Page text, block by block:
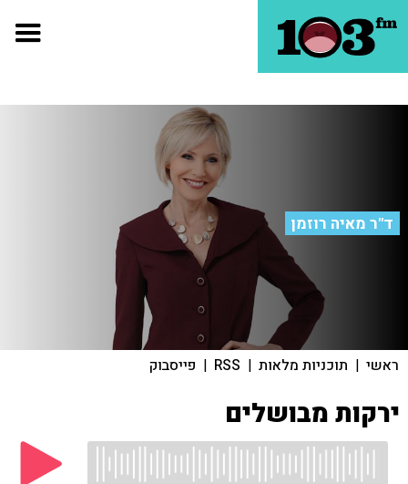
ד"ר מאיה רוזמן
ראשי | תוכניות מלאות |
RSS
| פייסבוק
ירקות מבושלים